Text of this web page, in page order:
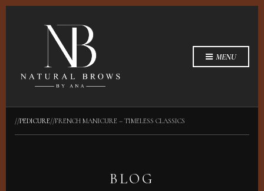
MENU
//PEDICURE//FRENCH MANICURE – TIMELESS CLASSICS
BLOG